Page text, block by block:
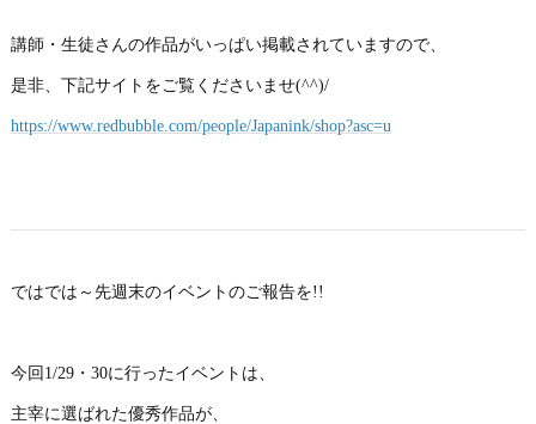
講師・生徒さんの作品がいっぱい掲載されていますので、
是非、下記サイトをご覧くださいませ(^^)/
https://www.redbubble.com/people/Japanink/shop?asc=u
ではでは～先週末のイベントのご報告を!!
今回1/29・30に行ったイベントは、
主宰に選ばれた優秀作品が、